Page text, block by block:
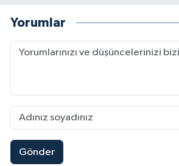
Yorumlar
Gönder